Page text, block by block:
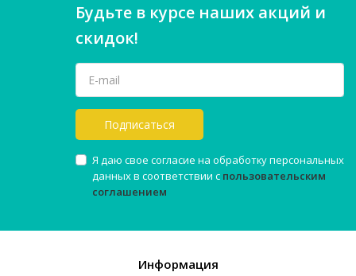
Будьте в курсе наших акций и
скидок!
Подписаться
Я даю свое согласие на обработку персональных
данных в соответствии с пользовательским
соглашением
Информация